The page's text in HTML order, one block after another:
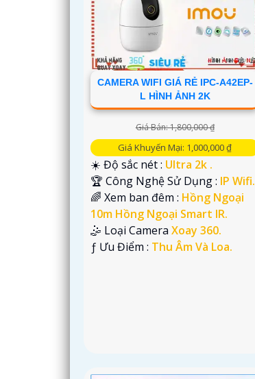
CAMERA WIFI GIÁ RẺ IPC-A42EP-
L HÌNH ẢNH 2K
Giá Bán: 1,800,000 ₫
Giá Khuyến Mại: 1,000,000 ₫
☀️ Độ sắc nét : Ultra 2k .
🏆 Công Nghệ Sử Dụng : IP Wifi.
🌈 Xem ban đêm : Hồng Ngoại
10m Hồng Ngoại Smart IR.
🤹 Loại Camera Xoay 360.
️ƒ Ưu Điểm : Thu Âm Và Loa.